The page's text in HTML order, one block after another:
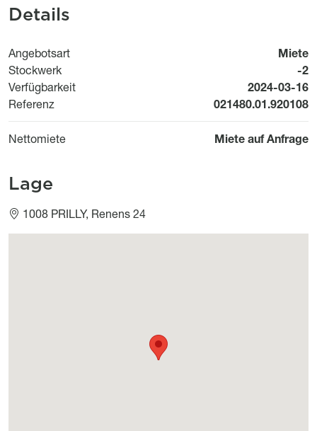
Details
Angebotsart
Miete
Stockwerk
-2
Verfügbarkeit
Available
2024-03-16
Referenz
021480.01.920108
Nettomiete Miete auf Anfrage
Lage
1008 PRILLY, Renens 24